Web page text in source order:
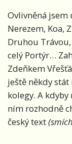
Ovlivněná jsem
Nerezem, Koa,
Druhou
celý Portýr…
Zdeňkem
ještě někdy stát
kolegy. A
ním rozhodně
český text